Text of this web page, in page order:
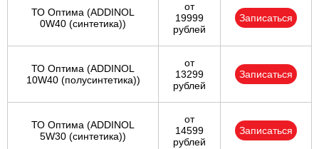
ТО Оптима (ADDINOL
0W40 (синтетика))
от
19999
рублей
Записаться
ТО Оптима (ADDINOL
10W40 (полусинтетика))
от
13299
рублей
Записаться
ТО Оптима (ADDINOL
5W30 (синтетика))
от
14599
рублей
Записаться